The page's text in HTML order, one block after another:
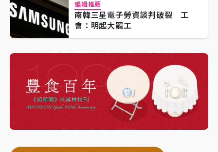
編輯推薦
南韓三星電子勞資談判破裂 工
會：明起大罷工